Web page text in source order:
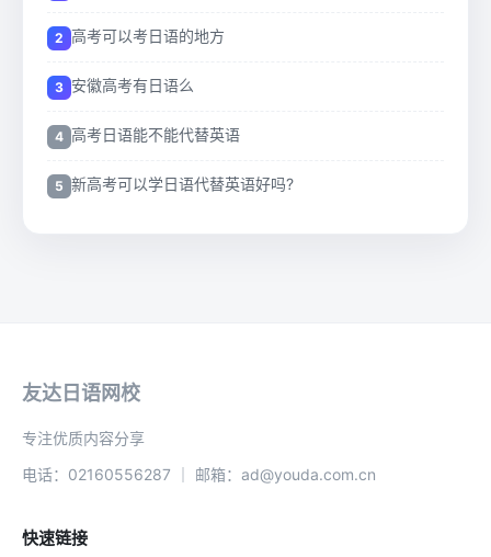
高考可以考日语的地方
安徽高考有日语么
高考日语能不能代替英语
新高考可以学日语代替英语好吗?
友达日语网校
专注优质内容分享
电话：02160556287 ｜ 邮箱：ad@youda.com.cn
快速链接